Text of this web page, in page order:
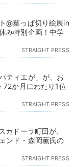
@葉っぱ切り絵展in
み特別企画！中学
STRAIGHT PRESS
ティエが」が、お
72か月にわたり1位
STRAIGHT PRESS
カドーラ町田が、
ンド・森岡薫氏の
STRAIGHT PRESS